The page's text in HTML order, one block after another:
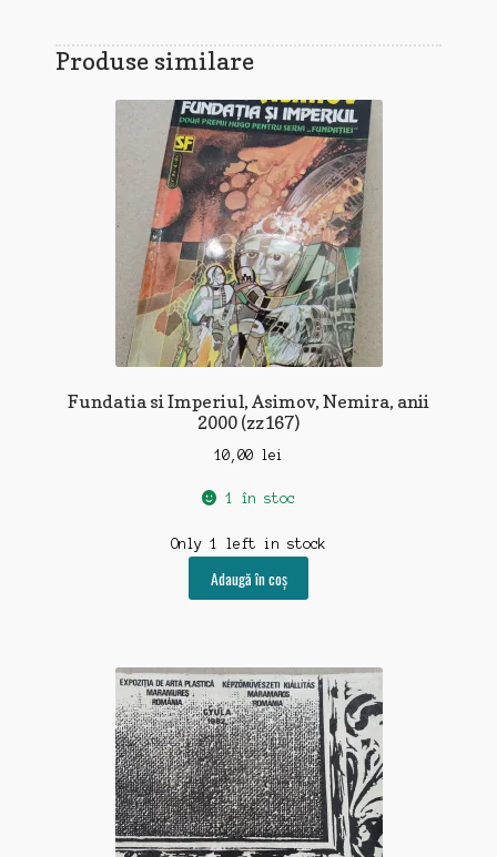
Produse similare
Fundatia si Imperiul, Asimov, Nemira, anii
2000 (zz167)
10,00 lei
1 în stoc
Only 1 left in stock
Adaugă în coș